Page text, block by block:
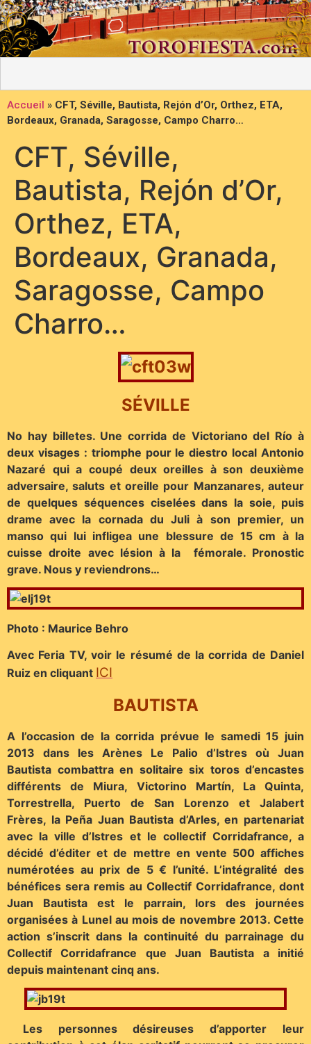
Accueil » CFT, Séville, Bautista, Rejón d’Or, Orthez, ETA,
Bordeaux, Granada, Saragosse, Campo Charro…
CFT, Séville,
Bautista, Rejón d’Or,
Orthez, ETA,
Bordeaux, Granada,
Saragosse, Campo
Charro…
SÉVILLE
No hay billetes. Une corrida de Victoriano del Río à
deux visages : triomphe pour le diestro local Antonio
Nazaré qui a coupé deux oreilles à son deuxième
adversaire, saluts et oreille pour Manzanares, auteur
de quelques séquences ciselées dans la soie, puis
drame avec la cornada du Juli à son premier, un
manso qui lui infligea une blessure de 15 cm à la
cuisse droite avec lésion à la fémorale. Pronostic
grave. Nous y reviendrons…
Photo : Maurice Behro
Avec Feria TV, voir le résumé de la corrida de Daniel
Ruiz en cliquant ICI
BAUTISTA
A l’occasion de la corrida prévue le samedi 15 juin
2013 dans les Arènes Le Palio d’Istres où Juan
Bautista combattra en solitaire six toros d’encastes
différents de Miura, Victorino Martín, La Quinta,
Torrestrella, Puerto de San Lorenzo et Jalabert
Frères, la Peña Juan Bautista d’Arles, en partenariat
avec la ville d’Istres et le collectif Corridafrance, a
décidé d’éditer et de mettre en vente 500 affiches
numérotées au prix de 5 € l’unité. L’intégralité des
bénéfices sera remis au Collectif Corridafrance, dont
Juan Bautista est le parrain, lors des journées
organisées à Lunel au mois de novembre 2013. Cette
action s’inscrit dans la continuité du parrainage du
Collectif Corridafrance que Juan Bautista a initié
depuis maintenant cinq ans.
Les personnes désireuses d’apporter leur